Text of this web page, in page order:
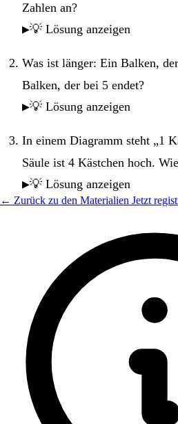
Zahlen an?
💡 Lösung anzeigen
Was ist länger: Ein Balken,
Balken, der bei 5 endet?
💡 Lösung anzeigen
In einem Diagramm steht „1
Säule ist 4 Kästchen hoch.
💡 Lösung anzeigen
← Zurück zu den Materialien Jetzt